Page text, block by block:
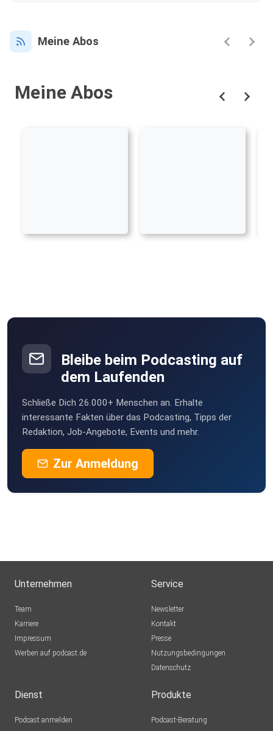
Meine Abos
Meine Abos
Bleibe beim Podcasting auf
dem Laufenden
Schließe Dich 26.000+ Menschen an. Erhalte
interessante Fakten über das Podcasting, Tipps der
Redaktion, Job-Angebote, Events und mehr.
Zur Anmeldung
Unternehmen
Team
Karriere
Impressum
Werben auf podcast.de
Service
Newsletter
Kontakt
Presse
Nutzungsbedingungen
Datenschutz
Dienst
Podcast anmelden
Produkte
Podcast-Beratung